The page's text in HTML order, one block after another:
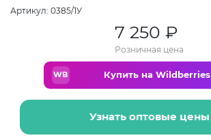
Артикул: 0385/1У
7 250 ₽
Розничная цена
WB Купить на Wildberries
Узнать оптовые цены